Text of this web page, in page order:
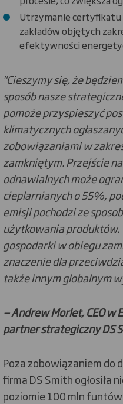
Utrzymanie certyfikatu
zakładów objętych
efektywności
"Cieszymy się, że
sposób nasze
pomoże przyspieszyć
klimatycznych
zobowiązaniami w
zamkniętym. Przejście
odnawialnych może
cieplarnianych o 55%,
emisji pochodzi ze
użytkowania produktów.
gospodarki w obiegu
znaczenie dla
także innym globalnym
— Andrew Morlet, CEO w
partner strategiczny DS
Poza zobowiązaniem do
firma DS Smith ogłosiła
poziomie 100 mln